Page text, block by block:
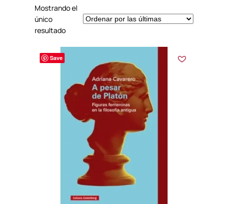
Mostrando el
único
resultado
Save